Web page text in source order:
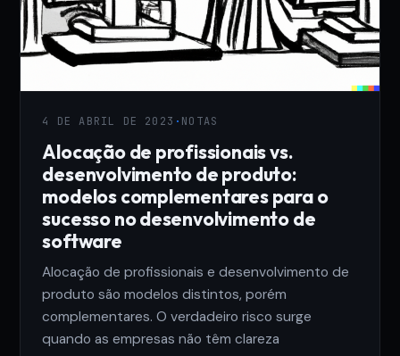
4 DE ABRIL DE 2023 · NOTAS
Alocação de profissionais vs.
desenvolvimento de produto:
modelos complementares para o
sucesso no desenvolvimento de
software
Alocação de profissionais e desenvolvimento de
produto são modelos distintos, porém
complementares. O verdadeiro risco surge
quando as empresas não têm clareza